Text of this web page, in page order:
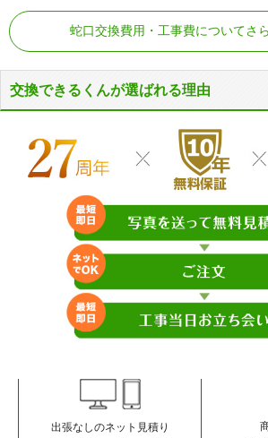
蛇口交換費用・工事費についてさ
交換できるくんが選ばれる理由
出張なしのネット見積り